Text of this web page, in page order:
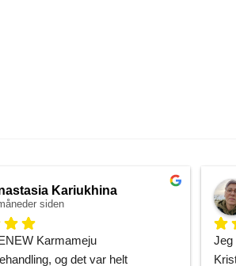
Kariukhina
siden
Karmameju
og det var helt
Jeg